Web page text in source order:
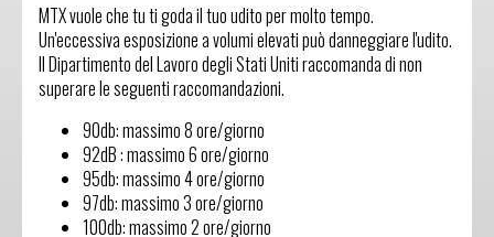
MTX vuole che tu ti goda il tuo udito per molto tempo.
Un'eccessiva esposizione a volumi elevati può danneggiare l'udito.
Il Dipartimento del Lavoro degli Stati Uniti raccomanda di non
superare le seguenti raccomandazioni.
90db: massimo 8 ore/giorno
92dB : massimo 6 ore/giorno
95db: massimo 4 ore/giorno
97db: massimo 3 ore/giorno
100db: massimo 2 ore/giorno